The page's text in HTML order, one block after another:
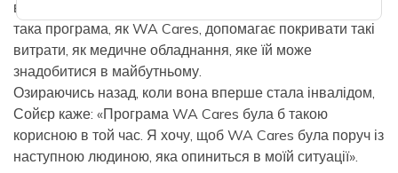
візок Сойєра коштує 10 тисяч доларів. Вона бачить, що
така програма, як WA Cares, допомагає покривати такі
витрати, як медичне обладнання, яке їй може
знадобитися в майбутньому.
Озираючись назад, коли вона вперше стала інвалідом,
Сойєр каже: «Програма WA Cares була б такою
корисною в той час. Я хочу, щоб WA Cares була поруч із
наступною людиною, яка опиниться в моїй ситуації».